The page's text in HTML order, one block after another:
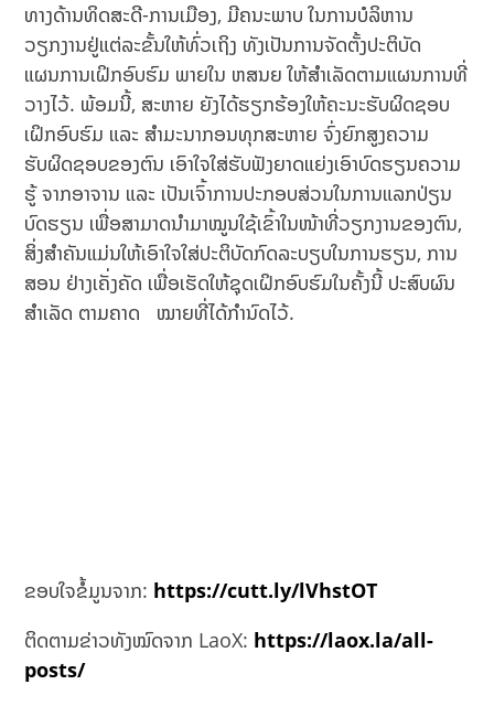
ທາງດ້ານທິດສະດີ-ການເມືອງ, ມີຄນະພາບ ໃນການບໍລິຫານ
ວຽກງານຢູ່ແຕ່ລະຂັ້ນໃຫ້ທົ່ວເຖິງ ທັງເປັນການຈັດຕັ້ງປະຕິບັດ
ແຜນການເຝິກອົບຮົມ ພາຍໃນ ຫສນຍ ໃຫ້ສຳເລັດຕາມແຜນການທີ່
ວາງໄວ້. ພ້ອມນີ້, ສະຫາຍ ຍັງໄດ້ຮຽກຮ້ອງໃຫ້ຄະນະຮັບຜິດຊອບ
ເຝິກອົບຮົມ ແລະ ສຳມະນາກອນທຸກສະຫາຍ ຈົ່ງຍົກສູງຄວາມ
ຮັບຜິດຊອບຂອງຕົນ ເອົາໃຈໃສ່ຮັບຟັງຍາດແຍ່ງເອົາບົດຮຽນຄວາມ
ຮູ້ ຈາກອາຈານ ແລະ ເປັນເຈົ້າການປະກອບສ່ວນໃນການແລກປ່ຽນ
ບົດຮຽນ ເພື່ອສາມາດນໍາມາໝູນໃຊ້ເຂົ້າໃນໜ້າທີ່ວຽກງານຂອງຕົນ,
ສິ່ງສໍາຄັນແມ່ນໃຫ້ເອົາໃຈໃສ່ປະຕິບັດກົດລະບຽບໃນການຮຽນ, ການ
ສອນ ຢ່າງເຄັ່ງຄັດ ເພື່ອເຮັດໃຫ້ຊຸດເຝິກອົບຮົມໃນຄັ້ງນີ້ ປະສົບຜົນ
ສໍາເລັດ ຕາມຄາດ ໝາຍທີ່ໄດ້ກໍານົດໄວ້.
ຂອບໃຈຂໍ້ມູນຈາກ: https://cutt.ly/lVhstOT
ຕິດຕາມຂ່າວທັງໝົດຈາກ LaoX: https://laox.la/all-
posts/